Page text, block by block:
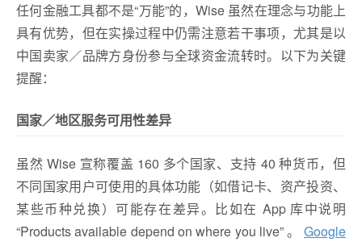
任何金融工具都不是“万能”的，Wise 虽然在理念与功能上
具有优势，但在实操过程中仍需注意若干事项，尤其是以
中国卖家／品牌方身份参与全球资金流转时。以下为关键
提醒：
国家／地区服务可用性差异
虽然 Wise 宣称覆盖 160 多个国家、支持 40 种货币，但
不同国家用户可使用的具体功能（如借记卡、资产投资、
某些币种兑换）可能存在差异。比如在 App 库中说明
“Products available depend on where you live” 。 Google